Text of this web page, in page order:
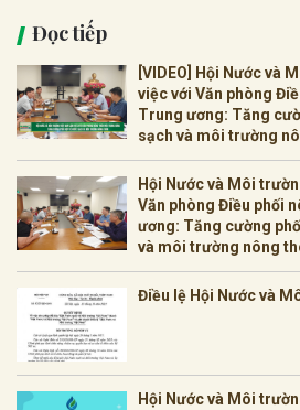
Đọc tiếp
[VIDEO] Hội Nước và
việc với Văn phòng
Trung ương: Tăng
sạch và môi trường
Hội Nước và Môi
Văn phòng Điều phối
ương: Tăng cường
và môi trường nông
Điều lệ Hội Nước và
Hội Nước và Môi